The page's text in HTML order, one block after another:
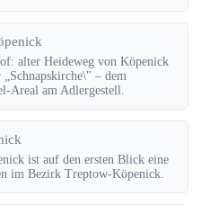
alter Heideweg von Köpenick
– dem
Areal am Adlergestell.
ist auf den ersten Blick eine
im Bezirk Treptow-Köpenick.